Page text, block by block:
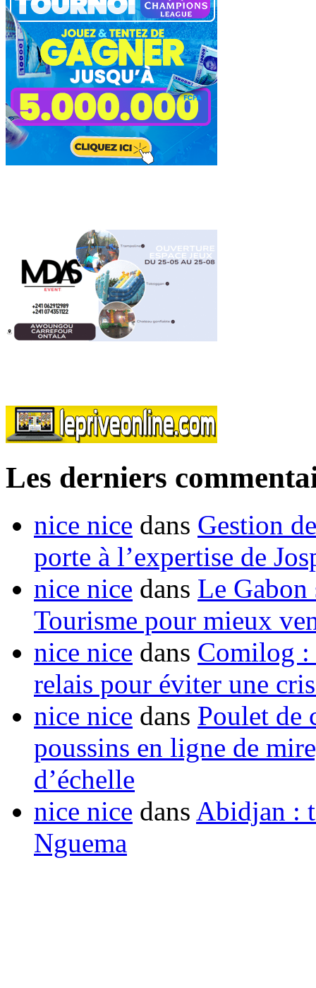
Les derniers
nice nice dans Gestion
porte à l’expertise de
nice nice dans Le Gabon
Tourisme pour mieux
nice nice dans Comilog :
relais pour éviter une
nice nice dans Poulet de
poussins en ligne de
d’échelle
nice nice dans Abidjan :
Nguema